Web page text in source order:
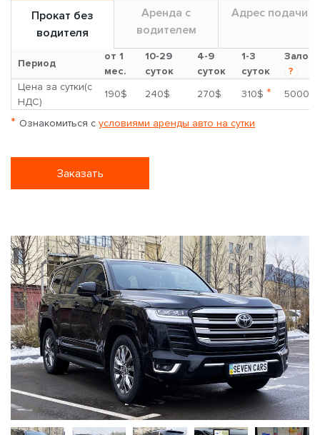
Прокат без
водителя
Аренда с
водителем
Адрес подачи
Период
от 1
мес.
10-29
суток
4-9
суток
1-3
суток
Залог
?
Цена за сутки(с
НДС)
190$ 240$ 270$ 310$ * 5000$
* Ознакомиться с условиями аренды авто на сутки
Заказать